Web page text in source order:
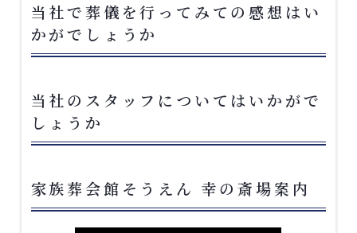
当社で葬儀を行ってみての感想はい
かがでしょうか
当社のスタッフについてはいかがで
しょうか
家族葬会館そうえん 幸の斎場案内